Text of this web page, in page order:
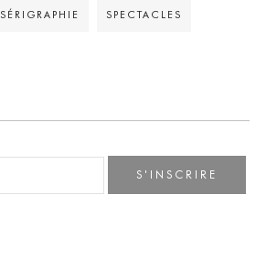
SÉRIGRAPHIE SPECTACLES
S'INSCRIRE